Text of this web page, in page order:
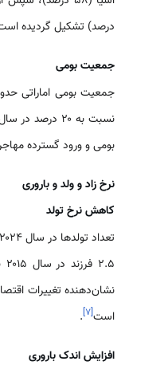
درصد) تشکیل گردیده
جمعیت بومی
بومی و ورود گسترده
نرخ زاد و ولد و باروری
کاهش نرخ تولد
۲.۵ فرزند در سال ۲۰۱۵ به ۲.۰ فرزند در سال ۲۰۲۴ کاهش‌یافته است
نشان‌دهنده تغییرات
است[۷]
.
افزایش اندک باروری